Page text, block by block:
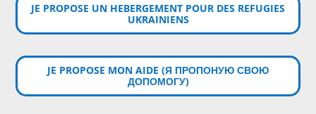
JE PROPOSE UN HEBERGEMENT POUR DES REFUGIES
UKRAINIENS
JE PROPOSE MON AIDE (Я ПРОПОНУЮ СВОЮ
ДОПОМОГУ)